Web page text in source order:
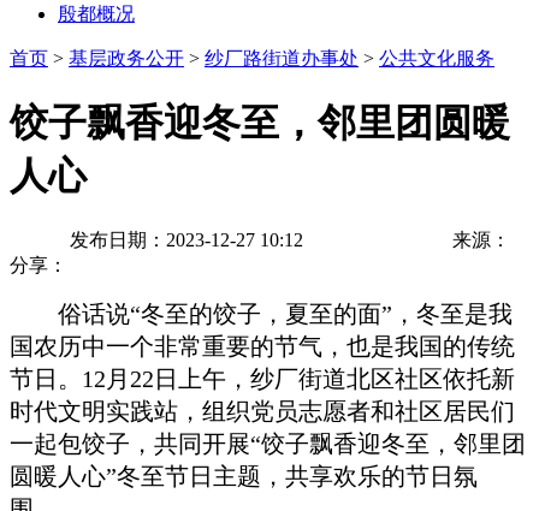
殷都概况
首页 > 基层政务公开 > 纱厂路街道办事处 > 公共文化服务
饺子飘香迎冬至，邻里团圆暖
人心
发布日期：2023-12-27 10:12
来源：
分享：
俗话说“冬至的饺子，夏至的面”，冬至是我
国农历中一个非常重要的节气，也是我国的传统
节日。12月22日上午，纱厂街道北区社区依托新
时代文明实践站，组织党员志愿者和社区居民们
一起包饺子，共同开展“饺子飘香迎冬至，邻里团
圆暖人心”冬至节日主题，共享欢乐的节日氛